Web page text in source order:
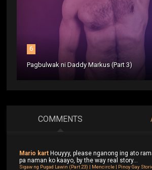
6
Pagbulwak ni Daddy Markus (Part 3)
COMMENTS
Mario kart Houyyy, please nganong ing ato
pa naman ko kaayo, by the way real story...
Sigaw ng Pugad Lawin (Part 23) | Mencircle | Pinoy Gay